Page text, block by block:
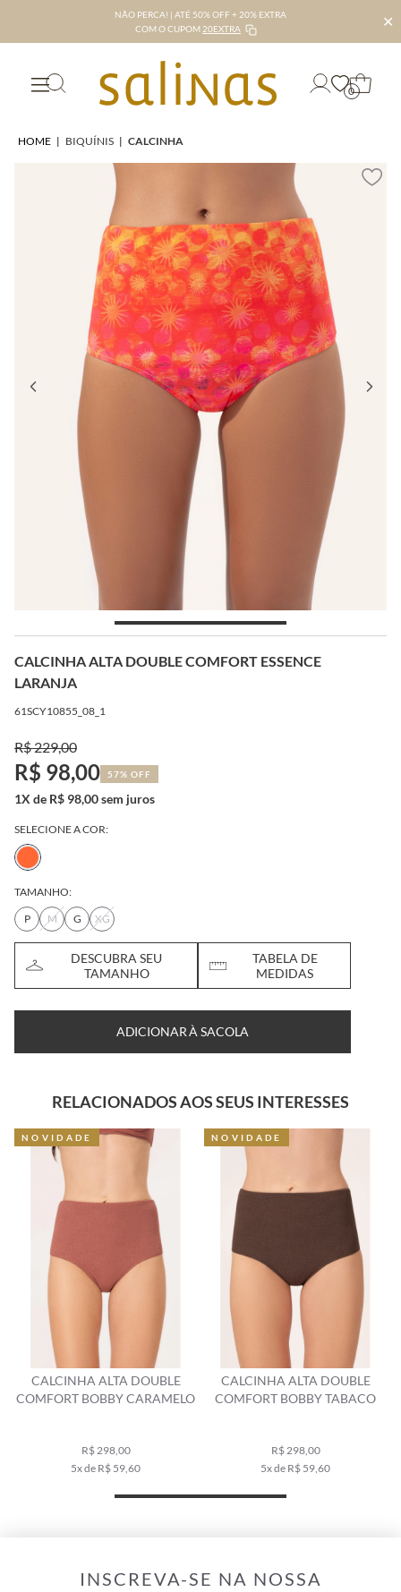
NÃO PERCA! | ATÉ 50% OFF + 20% EXTRA
COM O CUPOM 20EXTRA ✕
0
HOME | BIQUÍNIS | CALCINHA
CALCINHA ALTA DOUBLE COMFORT ESSENCE
LARANJA
61SCY10855_08_1
R$ 229,00
R$ 98,00 57% OFF
1X de R$ 98,00 sem juros
SELECIONE A COR:
TAMANHO:
P
M G XG
DESCUBRA SEU
TAMANHO
TABELA DE
MEDIDAS
ADICIONAR À SACOLA
RELACIONADOS AOS SEUS INTERESSES
CALCINHA ALTA DOUBLE
COMFORT BOBBY CARAMELO
R$ 298,00
5x de R$ 59,60
NOVIDADE
CALCINHA ALTA DOUBLE
COMFORT BOBBY TABACO
R$ 298,00
5x de R$ 59,60
NOVIDADE
INSCREVA-SE NA NOSSA